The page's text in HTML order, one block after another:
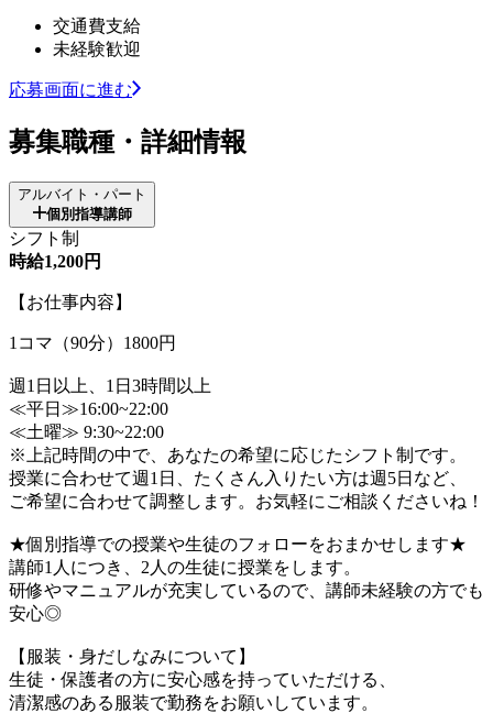
交通費支給
未経験歓迎
応募画面に進む
募集職種・詳細情報
アルバイト・パート
個別指導講師
シフト制
時給1,200円
【お仕事内容】
1コマ（90分）1800円
週1日以上、1日3時間以上
≪平日≫16:00~22:00
≪土曜≫ 9:30~22:00
※上記時間の中で、あなたの希望に応じたシフト制です。
授業に合わせて週1日、たくさん入りたい方は週5日など、
ご希望に合わせて調整します。お気軽にご相談くださいね！
★個別指導での授業や生徒のフォローをおまかせします★
講師1人につき、2人の生徒に授業をします。
研修やマニュアルが充実しているので、講師未経験の方でも
安心◎
【服装・身だしなみについて】
生徒・保護者の方に安心感を持っていただける、
清潔感のある服装で勤務をお願いしています。